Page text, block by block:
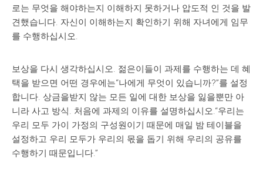
로는 무엇을 해야하는지 이해하지 못하거나 압도적 인 것을 발
견했습니다. 자신이 이해하는지 확인하기 위해 자녀에게 임무
를 수행하십시오.
보상을 다시 생각하십시오. 젊은이들이 과제를 수행하는 데 혜
택을 받으면 어떤 경우에는“나에게 무엇이 있습니까?”를 설정
합니다. 상금을받지 않는 모든 일에 대한 보상을 잃을뿐만 아
니라 사고 방식. 처음에 과제의 이유를 설명하십시오.“우리는
우리 모두 가이 가정의 구성원이기 때문에 매일 밤 테이블을
설정하고 우리 모두가 우리의 몫을 돕기 위해 우리의 공유를
수행하기 때문입니다.”